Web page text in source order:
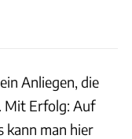
Anliegen, die
Mit Erfolg: Auf
kann man hier